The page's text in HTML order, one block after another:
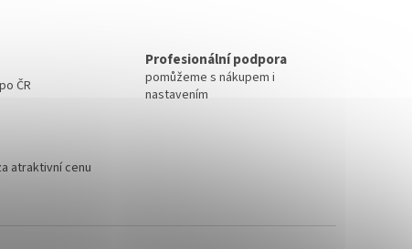
ČR
Profesionální podpora
pomůžeme s nákupem i
nastavením
atraktivní cenu